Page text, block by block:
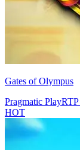
Gates of Olympus
Pragmatic PlayRTP
HOT